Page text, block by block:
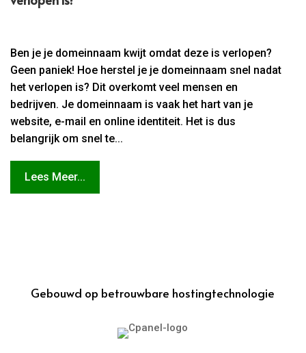
Ben je je domeinnaam kwijt omdat deze is verlopen?
Geen paniek! Hoe herstel je je domeinnaam snel nadat
het verlopen is? Dit overkomt veel mensen en
bedrijven. Je domeinnaam is vaak het hart van je
website, e-mail en online identiteit. Het is dus
belangrijk om snel te...
Lees Meer...
Gebouwd op betrouwbare hostingtechnologie